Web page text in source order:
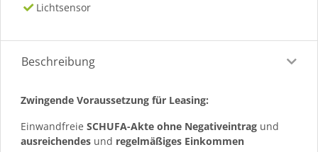
Lichtsensor
Beschreibung
Zwingende Voraussetzung für Leasing:
Einwandfreie SCHUFA-Akte ohne Negativeintrag und
ausreichendes und regelmäßiges Einkommen